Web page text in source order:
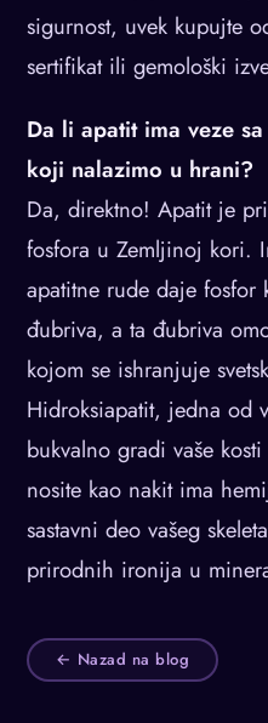
sigurnost, uvek kupujte
sertifikat ili gemološki
Da li apatit ima veze
koji nalazimo u hrani?
Da, direktno! Apatit je
fosfora u Zemljinoj kori.
apatitne rude daje fosfor
đubriva, a ta đubriva
kojom se ishranjuje
Hidroksiapatit, jedna od
bukvalno gradi vaše
nosite kao nakit ima
sastavni deo vašeg
prirodnih ironija u
← Nazad na blog